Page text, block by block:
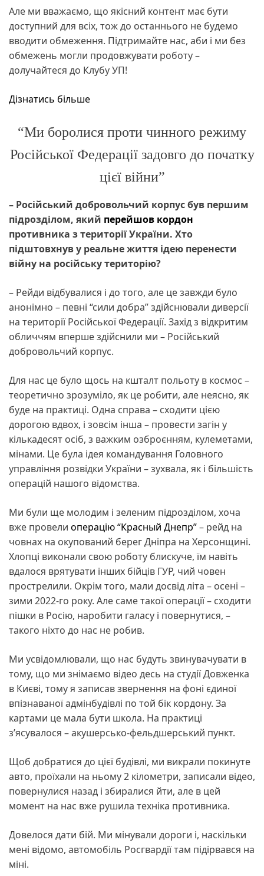
Але ми вважаємо, що якісний контент має бути
доступний для всіх, тож до останнього не будемо
вводити обмеження. Підтримайте нас, аби і ми без
обмежень могли продовжувати роботу –
долучайтеся до Клубу УП!
Дізнатись більше
“Ми боролися проти чинного режиму
Російської Федерації задовго до початку
цієї війни”
– Російський добровольчий корпус був першим
підрозділом, який перейшов кордон
противника з території України. Хто
підштовхнув у реальне життя ідею перенести
війну на російську територію?
– Рейди відбувалися і до того, але це завжди було
анонімно – певні “сили добра” здійснювали диверсії
на території Російської Федерації. Захід з відкритим
обличчям вперше здійснили ми – Російський
добровольчий корпус.
Для нас це було щось на кшталт польоту в космос –
теоретично зрозуміло, як це робити, але неясно, як
буде на практиці. Одна справа – сходити цією
дорогою вдвох, і зовсім інша – провести загін у
кількадесят осіб, з важким озброєнням, кулеметами,
мінами. Це була ідея командування Головного
управління розвідки України – зухвала, як і більшість
операцій нашого відомства.
Ми були ще молодим і зеленим підрозділом, хоча
вже провели операцію “Красный Днепр”– рейд на
човнах на окупований берег Дніпра на Херсонщині.
Хлопці виконали свою роботу блискуче, їм навіть
вдалося врятувати інших бійців ГУР, чий човен
прострелили. Окрім того, мали досвід літа – осені –
зими 2022-го року. Але саме такої операції – сходити
пішки в Росію, наробити галасу і повернутися, –
такого ніхто до нас не робив.
Ми усвідомлювали, що нас будуть звинувачувати в
тому, що ми знімаємо відео десь на студії Довженка
в Києві, тому я записав звернення на фоні єдиної
впізнаваної адмінбудівлі по той бік кордону. За
картами це мала бути школа. На практиці
з’ясувалося – акушерсько-фельдшерський пункт.
Щоб добратися до цієї будівлі, ми викрали покинуте
авто, проїхали на ньому 2 кілометри, записали відео,
повернулися назад і збиралися йти, але в цей
момент на нас вже рушила техніка противника.
Довелося дати бій. Ми мінували дороги і, наскільки
мені відомо, автомобіль Росгвардії там підірвався на
міні.